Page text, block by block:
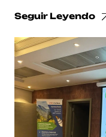
Seguir Leyendo